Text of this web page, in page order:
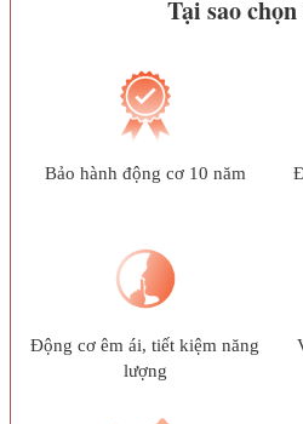
Tại sao
Bảo hành động cơ 10 năm
Động cơ êm ái, tiết kiệm năng
lượng